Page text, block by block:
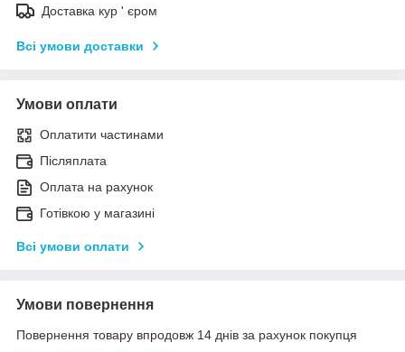
Доставка кур ' єром
Всі умови доставки
Умови оплати
Оплатити частинами
Післяплата
Оплата на рахунок
Готівкою у магазині
Всі умови оплати
Умови повернення
Повернення товару впродовж 14 днів за рахунок покупця